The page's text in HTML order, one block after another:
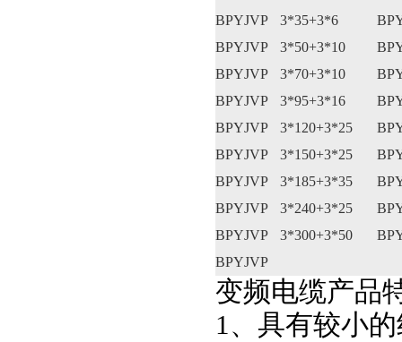
BPYJVP
3*35+3*6
BPYJVP
3*50+3*10
BPYJVP
3*70+3*10
BPYJVP
3*95+3*16
BPYJVP
3*120+3*25
BPYJVP
3*150+3*25
BPYJVP
3*185+3*35
BPYJVP
3*240+3*25
BPYJVP
3*300+3*50
BPYJVP
变频电缆产品
1、具有较小